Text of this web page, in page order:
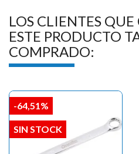
LOS CLIENTES
ESTE PRODUCTO
COMPRADO:
-64,51%
SIN STOCK